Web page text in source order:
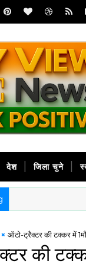
देश जिला चुने
ऑटो-ट्रैक्टर की टक्कर में
की